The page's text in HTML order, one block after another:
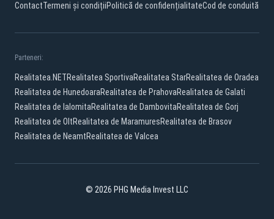
ContactTermeni și condițiiPolitică de confidențialitateCod de conduită
Parteneri:
Realitatea.NETRealitatea SportivaRealitatea StarRealitatea de Oradea
Realitatea de HunedoaraRealitatea de PrahovaRealitatea de Galati
Realitatea de IalomitaRealitatea de DambovitaRealitatea de Gorj
Realitatea de OltRealitatea de MaramuresRealitatea de Brasov
Realitatea de NeamtRealitatea de Valcea
© 2026 PHG Media Invest LLC